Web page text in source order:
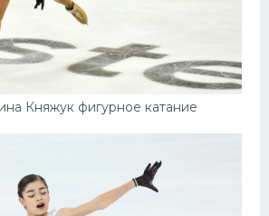
Княжук фигурное катание